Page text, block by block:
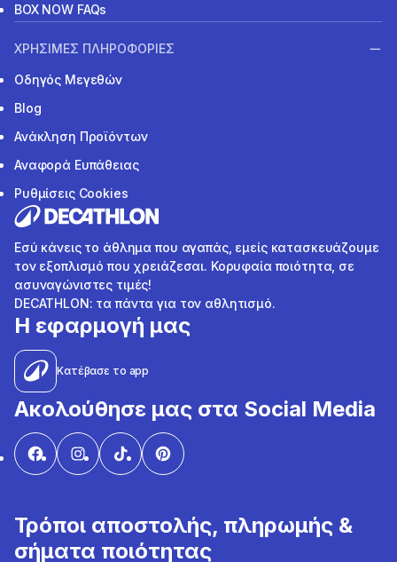
BOX NOW FAQs
ΧΡΗΣΙΜΕΣ ΠΛΗΡΟΦΟΡΙΕΣ
Οδηγός Μεγεθών
Blog
Ανάκληση Προϊόντων
Αναφορά Ευπάθειας
Ρυθμίσεις Cookies
Εσύ κάνεις το άθλημα που αγαπάς, εμείς κατασκευάζουμε
τον εξοπλισμό που χρειάζεσαι. Κορυφαία ποιότητα, σε
ασυναγώνιστες τιμές!
DECATHLON: τα πάντα για τον αθλητισμό.
Η εφαρμογή μας
Κατέβασε το app
Ακολούθησε μας στα Social Media
Τρόποι αποστολής, πληρωμής &
σήματα ποιότητας